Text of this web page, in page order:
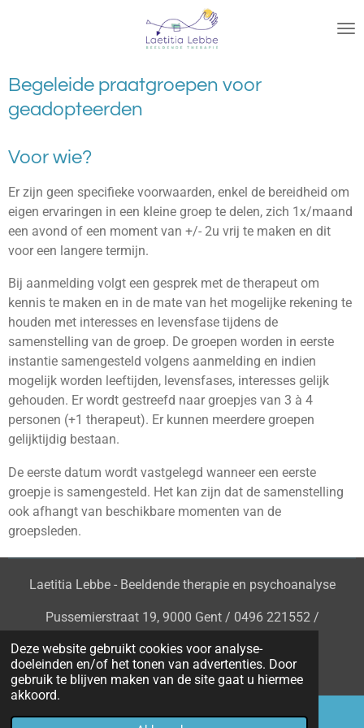
Deze website gebruikt cookies voor analyse-
doeleinden en/of het tonen van advertenties. Door
gebruik te blijven maken van de site gaat u hiermee
akkoord.
de
hoofdinhoud
Begeleide praatgroepen voor
geadopteerden
Voor wie?
Er zijn geen specifieke voorwaarden, enkel de bereidheid om
eigen ervaringen in een kleine groep te delen, zich 1x/maand
een avond of een moment van +/- 2u vrij te maken en dit
voor een langere termijn.
Bij aanmelding volgt een gesprek met de therapeut om
kennis te maken en in de mate van het mogelijke rekening te
houden met interesses en levensfase tijdens de
samenstelling van de groep. De groepen worden in eerste
instantie samengesteld volgens aanmelding en indien
mogelijk worden leeftijden, levensfases, interesses gelijk
gehouden. Er wordt gestreefd naar groepjes van 3 à 4
personen (+1 therapeut). Er kunnen meerdere groepen
gelijktijdig bestaan.
De eerste datum wordt vastgelegd wanneer een eerste
groepje is samengesteld. Het kan zijn dat de samenstelling
ook afhangt van beschikbare momenten van de
groepsleden.
Laetitia Lebbe - Beeldende therapie en psychoanalyse
Pussemierstraat 19, 9000 Gent / 0496 221552 /
Ondernemingsnr. 0790.934.733